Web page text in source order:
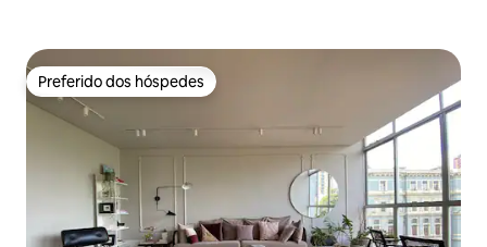
Preferido dos hóspedes
Preferido dos hóspedes